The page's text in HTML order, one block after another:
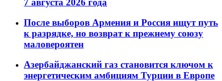
7 августа 2026 года
После выборов Армения и Россия ищут путь
к разрядке, но возврат к прежнему союзу
маловероятен
Азербайджанский газ становится ключом к
энергетическим амбициям Турции в Европе